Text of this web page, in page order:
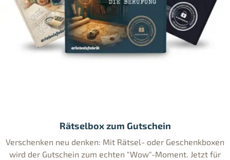
Rätselbox zum Gutschein
Verschenken neu denken: Mit Rätsel- oder Geschenkboxen
wird der Gutschein zum echten "Wow"-Moment. Jetzt für